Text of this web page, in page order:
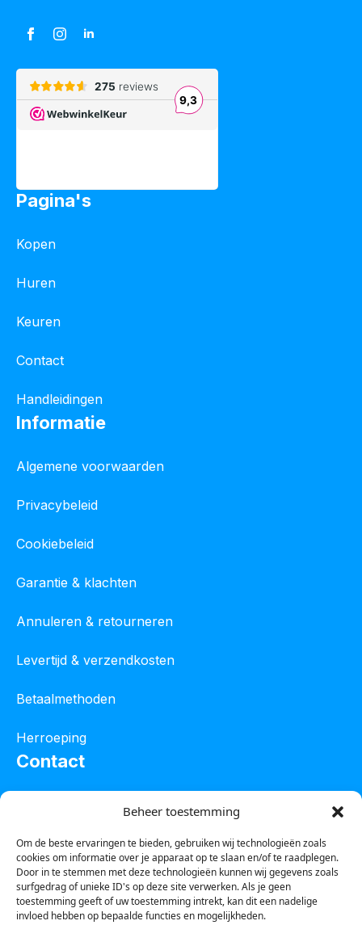
Beheer toestemming
Om de beste ervaringen te bieden, gebruiken wij technologieën zoals
cookies om informatie over je apparaat op te slaan en/of te raadplegen.
Door in te stemmen met deze technologieën kunnen wij gegevens zoals
surfgedrag of unieke ID's op deze site verwerken. Als je geen
toestemming geeft of uw toestemming intrekt, kan dit een nadelige
invloed hebben op bepaalde functies en mogelijkheden.
Pagina's
Kopen
Huren
Keuren
Contact
Handleidingen
Informatie
Algemene voorwaarden
Privacybeleid
Cookiebeleid
Garantie & klachten
Annuleren & retourneren
Levertijd & verzendkosten
Betaalmethoden
Herroeping
Contact
Tel :0850601800
Whatsapp : 0623388306